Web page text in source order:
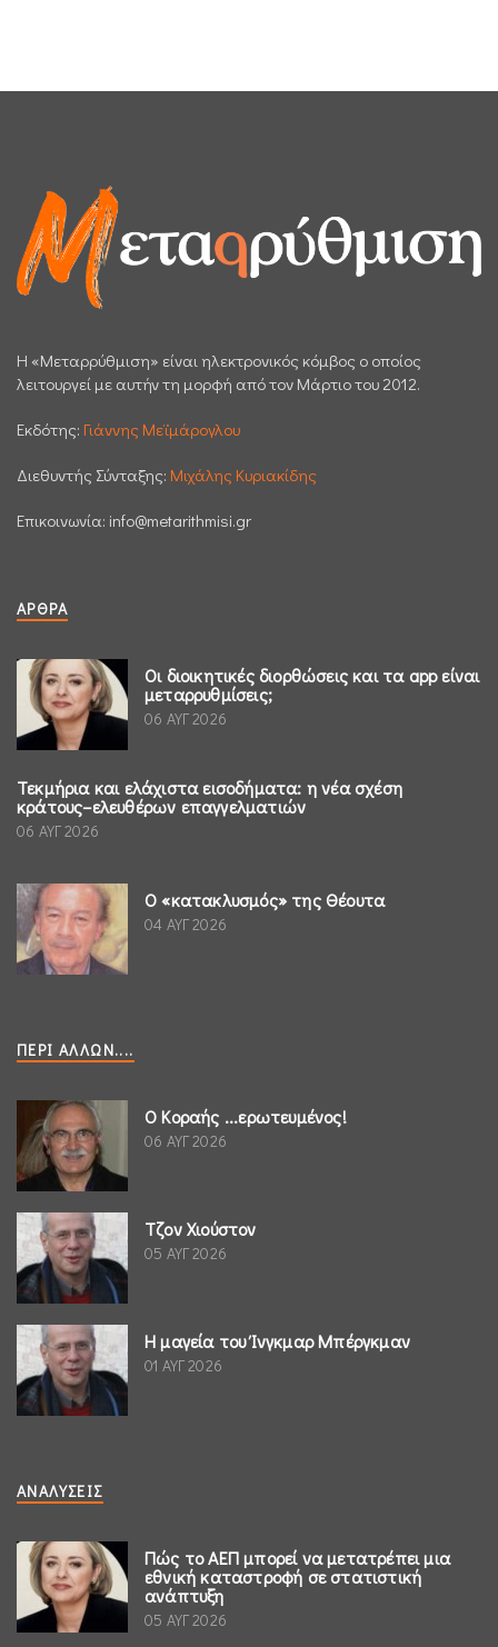
H «Μεταρρύθμιση» είναι ηλεκτρονικός κόμβος ο οποίος
λειτουργεί με αυτήν τη μορφή από τον Μάρτιο του 2012.
Εκδότης: Γιάννης Μεϊμάρογλου
Διεθυντής Σύνταξης: Μιχάλης Κυριακίδης
Επικοινωνία: info@metarithmisi.gr
ΆΡΘΡΑ
Οι διοικητικές διορθώσεις και τα app είναι
μεταρρυθμίσεις;
06 ΑΥΓ 2026
Τεκμήρια και ελάχιστα εισοδήματα: η νέα σχέση
κράτους–ελευθέρων επαγγελματιών
06 ΑΥΓ 2026
Ο «κατακλυσμός» της Θέουτα
04 ΑΥΓ 2026
ΠΕΡΊ ΆΛΛΩΝ....
Ο Κοραής ...ερωτευμένος!
06 ΑΥΓ 2026
Τζον Χιούστον
05 ΑΥΓ 2026
Η μαγεία του Ίνγκμαρ Μπέργκμαν
01 ΑΥΓ 2026
ΑΝΑΛΎΣΕΙΣ
Πώς το ΑΕΠ μπορεί να μετατρέπει μια
εθνική καταστροφή σε στατιστική
ανάπτυξη
05 ΑΥΓ 2026